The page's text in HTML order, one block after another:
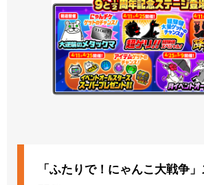
「ふたりで！にゃんこ大戦争